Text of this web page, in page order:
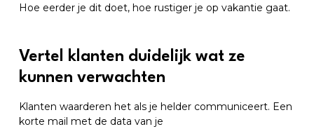
Hoe eerder je dit doet, hoe rustiger je op vakantie gaat.
Vertel klanten duidelijk wat ze
kunnen verwachten
Klanten waarderen het als je helder communiceert. Een
korte mail met de data van je